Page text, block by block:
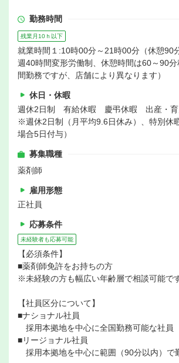
勤務時間
残業月10ｈ以下
就業時間１:10時00分～21時00分（休憩90分
週40時間変形労働制、休憩時間は60～90
間勤務ですが、店舗により異なります）
休日・休暇
週休2日制 有給休暇 慶弔休暇 出産・
※週休2日制（月平均9.6日休み）、特別休
場合5日付与）
募集職種
薬剤師
雇用形態
正社員
応募条件
未経験者も応募可能
【必須条件】
■薬剤師免許をお持ちの方
※未経験の方も幅広い年齢層で相談可能です
【社員区分について】
■ナショナル社員
採用本拠地を中心に全国勤務可能な社員
■リージョナル社員
採用本拠地を中心に範囲（90分以内）で